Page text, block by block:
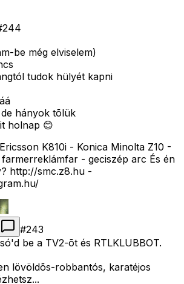
244
be még elviselem)
tudok hülyét kapni
hányok tõlük
holnap 😊
K810i - Konica Minolta Z10 -
- geciszép arc És én
http://smc.z8.hu -
#243
be a TV2-õt és RTLKLUBBOT.
lövöldõs-robbantós, karatéjos